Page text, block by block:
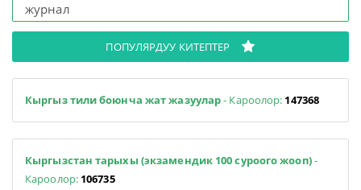
журнал
ПОПУЛЯРДУУ КИТЕПТЕР
Кыргыз тили боюнча жат жазуулар- Кароолор: 147368
Кыргызстан тарыхы (экзамендик 100 суроого жооп)-
Кароолор: 106735